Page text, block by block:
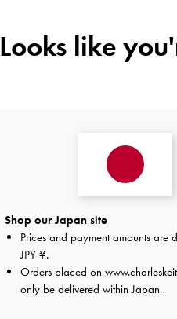
Looks like
Shop our Japan site
Prices and payment amounts are
JPY ¥.
Orders placed on
only be delivered within Japan.